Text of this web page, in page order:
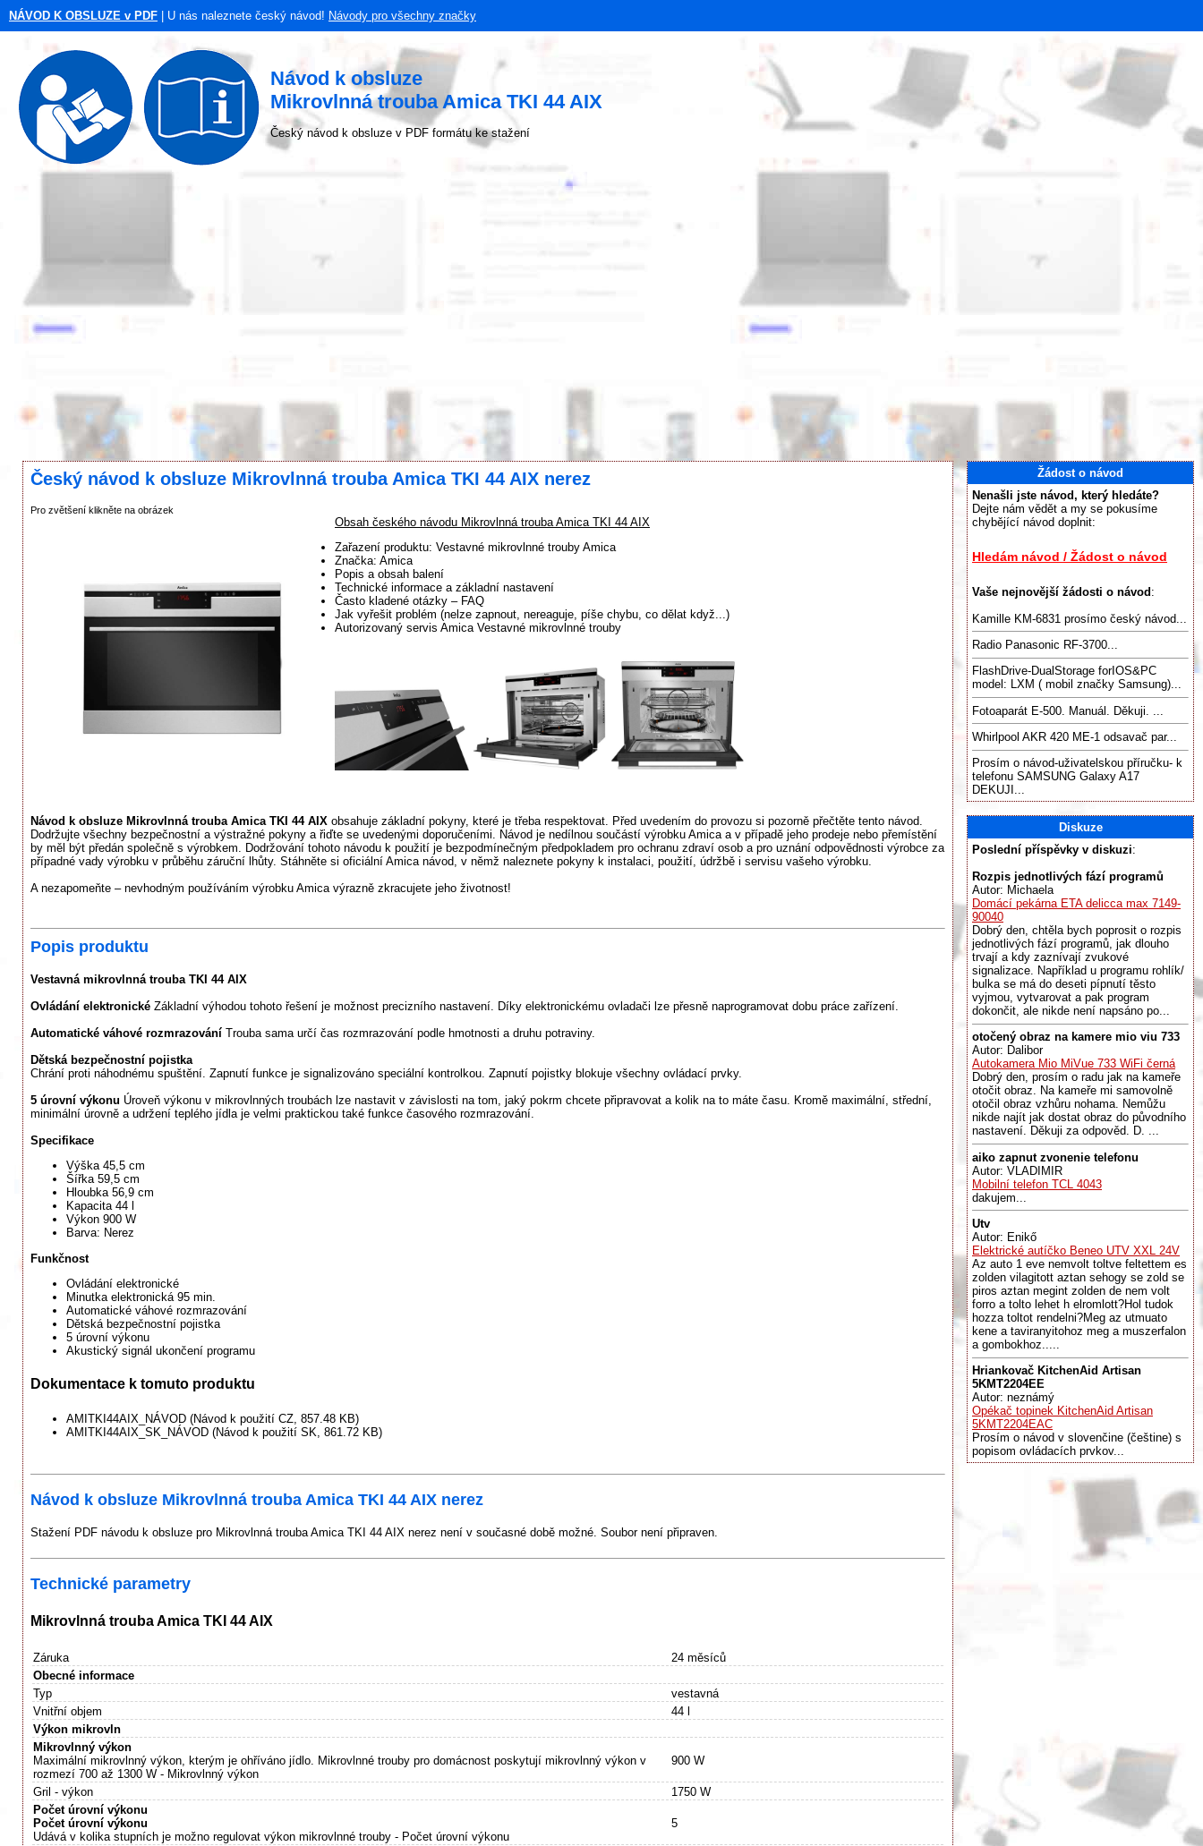
NÁVOD K OBSLUZE v PDF | U nás naleznete český návod! Návody pro všechny značky
Návod k obsluze
Mikrovlnná trouba Amica TKI 44 AIX
Český návod k obsluze v PDF formátu ke stažení
Český návod k obsluze Mikrovlnná trouba Amica TKI 44 AIX nerez
Pro zvětšení klikněte na obrázek
Obsah českého návodu Mikrovlnná trouba Amica TKI 44 AIX
Zařazení produktu: Vestavné mikrovlnné trouby Amica
Značka: Amica
Popis a obsah balení
Technické informace a základní nastavení
Často kladené otázky – FAQ
Jak vyřešit problém (nelze zapnout, nereaguje, píše chybu, co dělat když...)
Autorizovaný servis Amica Vestavné mikrovlnné trouby
Návod k obsluze Mikrovlnná trouba Amica TKI 44 AIX obsahuje základní pokyny, které je třeba respektovat. Před uvedením do provozu si pozorně přečtěte tento návod.
Dodržujte všechny bezpečnostní a výstražné pokyny a řiďte se uvedenými doporučeními. Návod je nedílnou součástí výrobku Amica a v případě jeho prodeje nebo přemístění
by měl být předán společně s výrobkem. Dodržování tohoto návodu k použití je bezpodmínečným předpokladem pro ochranu zdraví osob a pro uznání odpovědnosti výrobce za
případné vady výrobku v průběhu záruční lhůty. Stáhněte si oficiální Amica návod, v němž naleznete pokyny k instalaci, použití, údržbě i servisu vašeho výrobku.
A nezapomeňte – nevhodným používáním výrobku Amica výrazně zkracujete jeho životnost!
Popis produktu
Vestavná mikrovlnná trouba TKI 44 AIX
Ovládání elektronické Základní výhodou tohoto řešení je možnost precizního nastavení. Díky elektronickému ovladači lze přesně naprogramovat dobu práce zařízení.
Automatické váhové rozmrazování Trouba sama určí čas rozmrazování podle hmotnosti a druhu potraviny.
Dětská bezpečnostní pojistka
Chrání proti náhodnému spuštění. Zapnutí funkce je signalizováno speciální kontrolkou. Zapnutí pojistky blokuje všechny ovládací prvky.
5 úrovní výkonu Úroveň výkonu v mikrovlnných troubách lze nastavit v závislosti na tom, jaký pokrm chcete připravovat a kolik na to máte času. Kromě maximální, střední,
minimální úrovně a udržení teplého jídla je velmi praktickou také funkce časového rozmrazování.
Specifikace
Výška 45,5 cm
Šířka 59,5 cm
Hloubka 56,9 cm
Kapacita 44 l
Výkon 900 W
Barva: Nerez
Funkčnost
Ovládání elektronické
Minutka elektronická 95 min.
Automatické váhové rozmrazování
Dětská bezpečnostní pojistka
5 úrovní výkonu
Akustický signál ukončení programu
Dokumentace k tomuto produktu
AMITKI44AIX_NÁVOD (Návod k použití CZ, 857.48 KB)
AMITKI44AIX_SK_NÁVOD (Návod k použití SK, 861.72 KB)
Návod k obsluze Mikrovlnná trouba Amica TKI 44 AIX nerez
Stažení PDF návodu k obsluze pro Mikrovlnná trouba Amica TKI 44 AIX nerez není v současné době možné. Soubor není připraven.
Technické parametry
Mikrovlnná trouba Amica TKI 44 AIX
Záruka
24 měsíců
Obecné informace
Typ
vestavná
Vnitřní objem
44 l
Výkon mikrovln
Mikrovlnný výkon
Maximální mikrovlnný výkon, kterým je ohříváno jídlo. Mikrovlnné trouby pro domácnost poskytují mikrovlnný výkon v
rozmezí 700 až 1300 W - Mikrovlnný výkon
900 W
Gril - výkon
1750 W
Počet úrovní výkonu
Počet úrovní výkonu
Udává v kolika stupních je možno regulovat výkon mikrovlnné trouby - Počet úrovní výkonu
5
Žádost o návod
Nenašli jste návod, který hledáte?
Dejte nám vědět a my se pokusíme
chybějící návod doplnit:
Hledám návod / Žádost o návod
Vaše nejnovější žádosti o návod :
Kamille KM-6831 prosímo český návod...
Radio Panasonic RF-3700...
FlashDrive-DualStorage forIOS&PC
model: LXM ( mobil značky Samsung)...
Fotoaparát E-500. Manuál. Děkuji. ...
Whirlpool AKR 420 ME-1 odsavač par...
Prosím o návod-uživatelskou příručku- k
telefonu SAMSUNG Galaxy A17
DEKUJI...
Diskuze
Poslední příspěvky v diskuzi:
Rozpis jednotlivých fází programů
Autor: Michaela
Domácí pekárna ETA delicca max 7149-
90040
Dobrý den, chtěla bych poprosit o rozpis
jednotlivých fází programů, jak dlouho
trvají a kdy zaznívají zvukové
signalizace. Například u programu rohlík/
bulka se má do deseti pípnutí těsto
vyjmou, vytvarovat a pak program
dokončit, ale nikde není napsáno po...
otočený obraz na kamere mio viu 733
Autor: Dalibor
Autokamera Mio MiVue 733 WiFi černá
Dobrý den, prosím o radu jak na kameře
otočit obraz. Na kameře mi samovolně
otočil obraz vzhůru nohama. Nemůžu
nikde najít jak dostat obraz do původního
nastavení. Děkuji za odpověd. D. ...
aiko zapnut zvonenie telefonu
Autor: VLADIMIR
Mobilní telefon TCL 4043
dakujem...
Utv
Autor: Enikő
Elektrické autíčko Beneo UTV XXL 24V
Az auto 1 eve nemvolt toltve feltettem es
zolden vilagitott aztan sehogy se zold se
piros aztan megint zolden de nem volt
forro a tolto lehet h elromlott?Hol tudok
hozza toltot rendelni?Meg az utmuato
kene a taviranyitohoz meg a muszerfalon
a gombokhoz.....
Hriankovač KitchenAid Artisan
5KMT2204EE
Autor: neznámý
Opékač topinek KitchenAid Artisan
5KMT2204EAC
Prosím o návod v slovenčine (češtine) s
popisom ovládacích prvkov...